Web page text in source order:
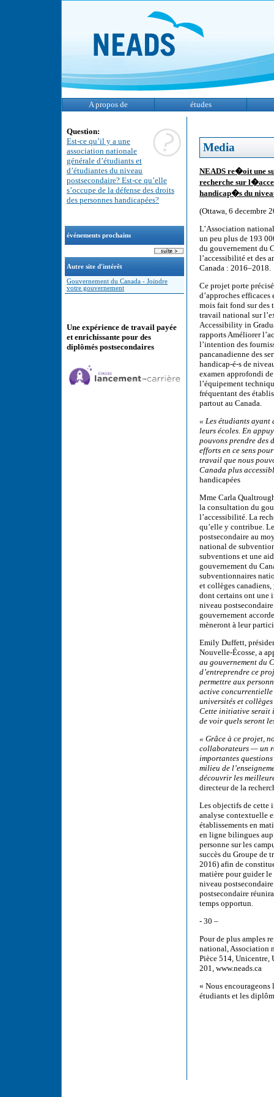
A propos de études
Question:
Est-ce qu’il y a une
association nationale
générale d’étudiants et
d’étudiantes du niveau
postsecondaire? Est-ce qu’elle
s’occupe de la défense des droits
des personnes handicapées?
événements prochains
Autre site d'intérêt
Gouvernement du Canada - Joindre
votre gouvernement
Une expérience de travail payée
et enrichissante pour des
diplômés postsecondaires
Media
NEADS re�oit une
recherche sur
handicap�s du
(Ottawa, 6 decembre
L’Association
un peu plus de 193
du gouvernement du
l’accessibilité et des
Canada : 2016–2018.
Ce projet porte
d’approches
mois fait fond sur des
travail national sur
Accessibility in
rapports Améliorer
l’intention des
pancanadienne des
handicap-é-s de
examen approfondi
l’équipement
fréquentant des
partout au Canada.
« Les étudiants ayant
leurs écoles. En
pouvons prendre des
efforts en ce sens
travail que nous
Canada plus
handicapées
Mme Carla
la consultation du
l’accessibilité. La
qu’elle y contribue.
postsecondaire au
national de
subventions et une
gouvernement du
subventionnaires
et collèges
dont certains ont une
niveau
gouvernement
mèneront à leur
Emily Duffett,
Nouvelle-Écosse, a
au gouvernement du
d’entreprendre ce
permettre aux
active concurrentielle
universités et
Cette initiative serait
de voir quels seront
« Grâce à ce projet,
collaborateurs — un
importantes
milieu de
découvrir les
directeur de la
Les objectifs de cette
analyse contextuelle
établissements en
en ligne bilingues
personne sur les
succès du Groupe de
2016) afin de
matière pour guider
niveau
postsecondaire
temps opportun.
- 30 –
Pour de plus amples
national, Association
Pièce 514, Unicentre,
201, www.neads.ca
« Nous encourageons
étudiants et les